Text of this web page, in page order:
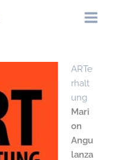
ARTe
rhalt
ung
Mari
on
Angu
lanza